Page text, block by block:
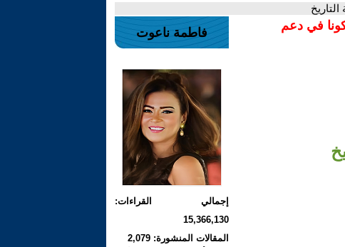
في دعم
فاطمة ناعوت
إجمالي القراءات:
15,366,130
المقالات المنشورة: 2,079